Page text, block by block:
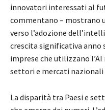
innovatori interessati al
commentano – mostrano
verso l’adozione
crescita significativa anno
imprese che utilizzano
settori e mercati
La disparità tra Paesi e